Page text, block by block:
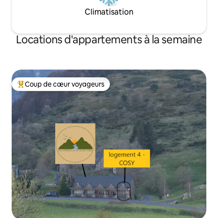
Climatisation
Locations d'appartements à la semaine
Coups de cœur voyageurs les plus appréciés
Coup de cœur voyageurs